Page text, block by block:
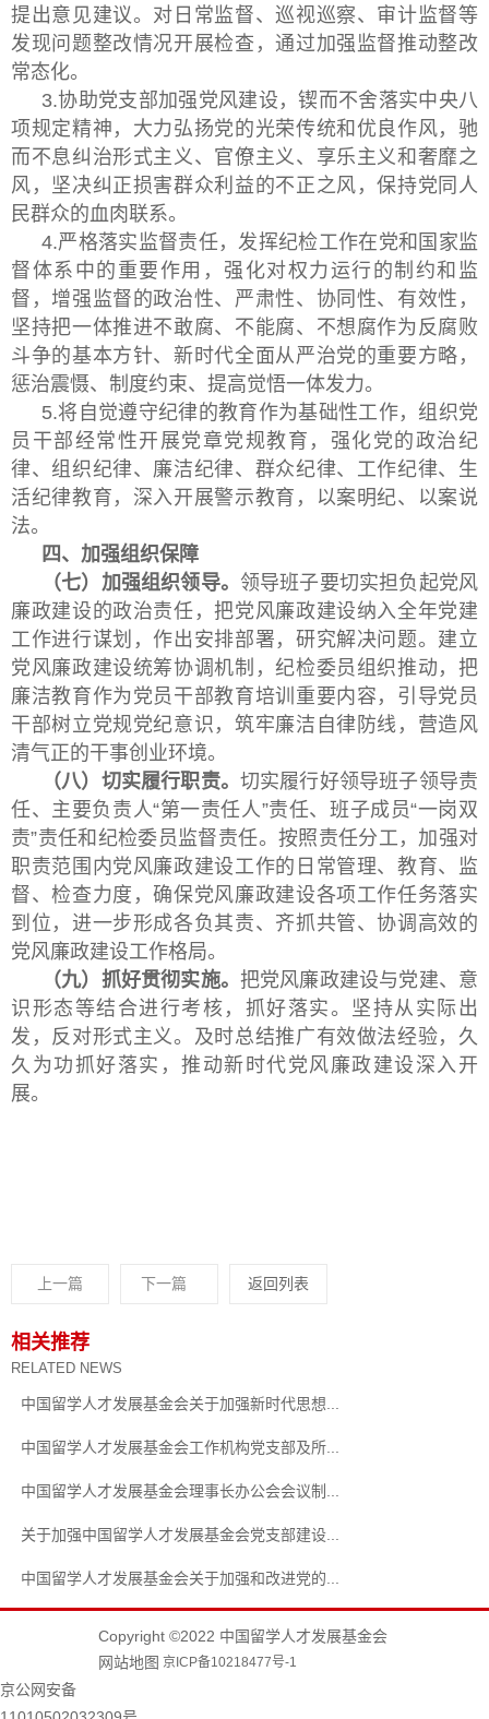
提出意见建议。对日常监督、巡视巡察、审计监督等
发现问题整改情况开展检查，通过加强监督推动整改
常态化。
3.协助党支部加强党风建设，锲而不舍落实中央八
项规定精神，大力弘扬党的光荣传统和优良作风，驰
而不息纠治形式主义、官僚主义、享乐主义和奢靡之
风，坚决纠正损害群众利益的不正之风，保持党同人
民群众的血肉联系。
4.严格落实监督责任，发挥纪检工作在党和国家监
督体系中的重要作用，强化对权力运行的制约和监
督，增强监督的政治性、严肃性、协同性、有效性，
坚持把一体推进不敢腐、不能腐、不想腐作为反腐败
斗争的基本方针、新时代全面从严治党的重要方略，
惩治震慑、制度约束、提高觉悟一体发力。
5.将自觉遵守纪律的教育作为基础性工作，组织党
员干部经常性开展党章党规教育，强化党的政治纪
律、组织纪律、廉洁纪律、群众纪律、工作纪律、生
活纪律教育，深入开展警示教育，以案明纪、以案说
法。
四、加强组织保障
（七）加强组织领导。 领导班子要切实担负起党风
廉政建设的政治责任，把党风廉政建设纳入全年党建
工作进行谋划，作出安排部署，研究解决问题。建立
党风廉政建设统筹协调机制，纪检委员组织推动，把
廉洁教育作为党员干部教育培训重要内容，引导党员
干部树立党规党纪意识，筑牢廉洁自律防线，营造风
清气正的干事创业环境。
（八）切实履行职责。 切实履行好领导班子领导责
任、主要负责人“第一责任人”责任、班子成员“一岗双
责”责任和纪检委员监督责任。按照责任分工，加强对
职责范围内党风廉政建设工作的日常管理、教育、监
督、检查力度，确保党风廉政建设各项工作任务落实
到位，进一步形成各负其责、齐抓共管、协调高效的
党风廉政建设工作格局。
（九）抓好贯彻实施。 把党风廉政建设与党建、意
识形态等结合进行考核，抓好落实。坚持从实际出
发，反对形式主义。及时总结推广有效做法经验，久
久为功抓好落实，推动新时代党风廉政建设深入开
展。
上一篇 下一篇 返回列表
相关推荐
RELATED NEWS
中国留学人才发展基金会关于加强新时代思想...
中国留学人才发展基金会工作机构党支部及所...
中国留学人才发展基金会理事长办公会会议制...
关于加强中国留学人才发展基金会党支部建设...
中国留学人才发展基金会关于加强和改进党的...
Copyright ©2022 中国留学人才发展基金会
网站地图 京ICP备10218477号-1
京公网安备